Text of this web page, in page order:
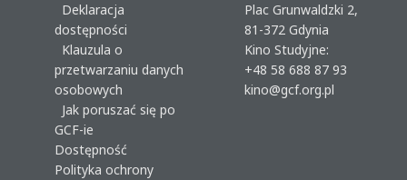
Deklaracja
dostępności
Klauzula o
przetwarzaniu danych
osobowych
Jak poruszać się po
GCF-ie
Dostępność
Polityka ochrony
Plac Grunwaldzki 2,
81-372 Gdynia
Kino Studyjne:
+48 58 688 87 93
kino@gcf.org.pl